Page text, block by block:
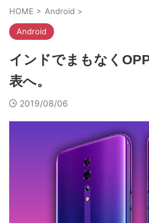
HOME > Android >
Android
インドでまもなく
表へ。
2019/08/06